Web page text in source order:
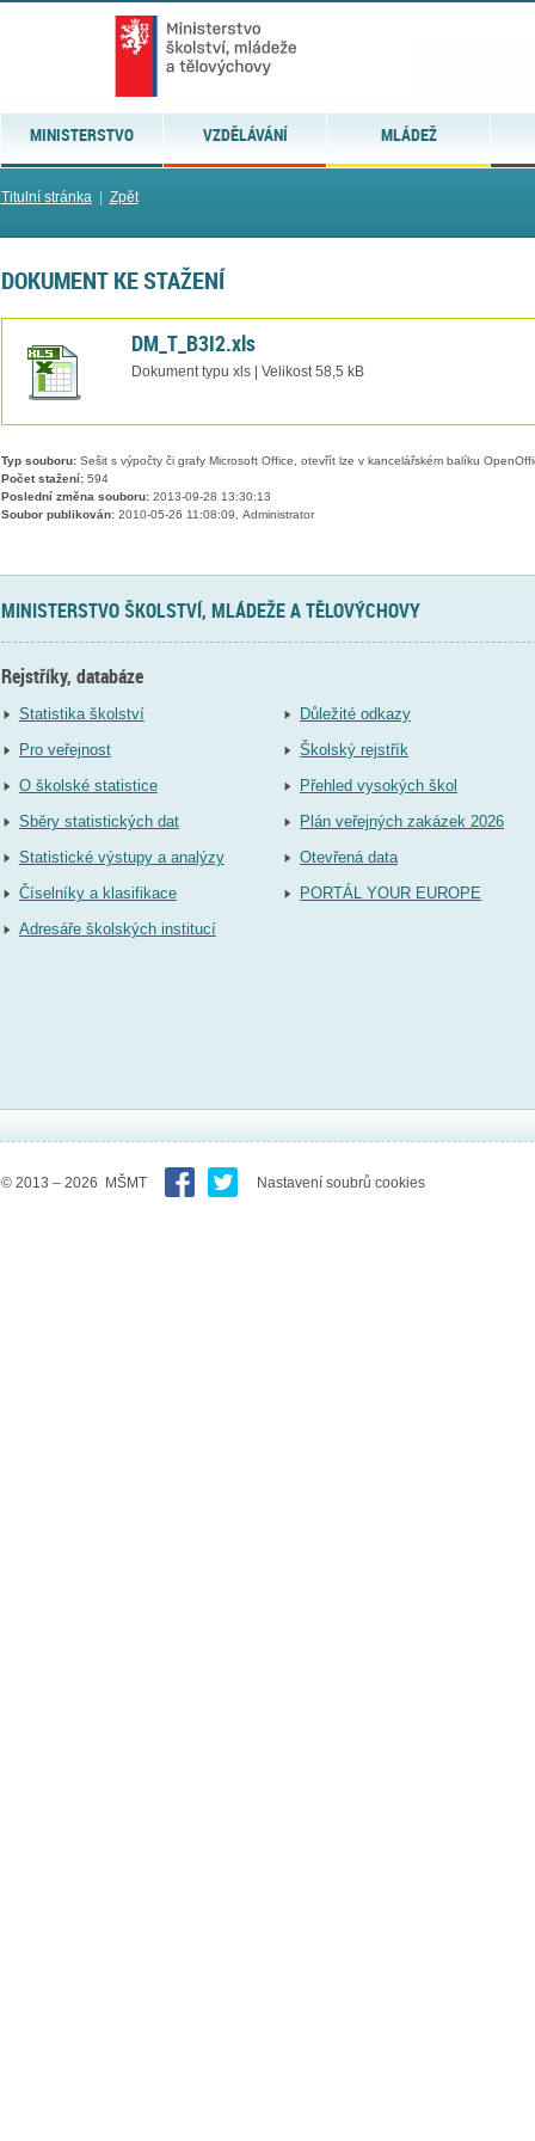
MINISTERSTVO VZDĚLÁVÁNÍ MLÁDEŽ
Titulní stránka| Zpět
DOKUMENT KE STAŽENÍ
DM_T_B3I2.xls
Dokument typu xls | Velikost 58,5 kB
Typ souboru:Sešit s výpočty či grafy Microsoft Office, otevřít lze v kancelářském balíku
Počet stažení:594
Poslední změna souboru:2013-09-28 13:30:13
Soubor publikován:2010-05-26 11:08:09, Administrator
MINISTERSTVO ŠKOLSTVÍ, MLÁDEŽE A TĚLOVÝCHOVY
Rejstříky, databáze
Statistika školství
Pro veřejnost
O školské statistice
Sběry statistických dat
Statistické výstupy a analýzy
Číselníky a klasifikace
Adresáře školských institucí
Důležité odkazy
Školský rejstřík
Přehled vysokých škol
Plán veřejných zakázek 2026
Otevřená data
PORTÁL YOUR EUROPE
© 2013 – 2026 MŠMT Nastavení soubrů cookies